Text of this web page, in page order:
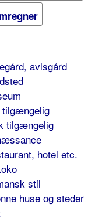
avlsgård
tilgængelig
tilgængelig
hotel etc.
stil
huse og steder